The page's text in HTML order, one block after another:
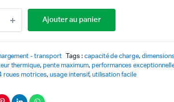
prix
initial
était :
prix
actuel
est :
Ajouter au panier
- transport Tags : capacité de charge,
thermique,pente maximum, performances
roues motrices,usage intensif, utilisation facile